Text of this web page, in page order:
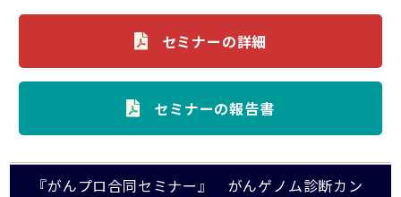
セミナーの詳細
セミナーの報告書
『がんプロ合同セミナー』 がんゲノム診断カン